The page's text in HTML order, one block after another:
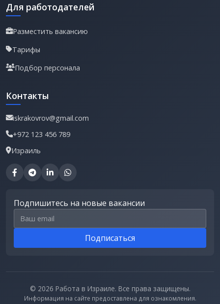
Для работодателей
Разместить вакансию
Тарифы
Подбор персонала
Контакты
iskrakovrov@gmail.com
+972 123 456 789
Израиль
Подпишитесь на новые вакансии
Email для подписки
Подписаться
© 2026 Работа в Израиле. Все права защищены.
Информация на сайте предоставлена для ознакомления.